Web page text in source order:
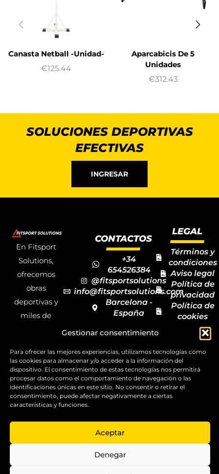
Gestionar consentimiento
Para ofrecer las mejores experiencias, utilizamos tecnologías como
las cookies para almacenar y/o acceder a la información del
dispositivo. El consentimiento de estas tecnologías nos permitirá
procesar datos como el comportamiento de navegación o las
identificaciones únicas en este sitio. No consentir o retirar el
consentimiento, puede afectar negativamente a ciertas
características y funciones.
Aceptar
Denegar
Canasta Netball -Unidad-
€125.44
Aparcabicis De 5
Unidades
€312.43
SOLUCIONES DEPORTIVAS
EFECTIVAS
INGRESAR
En Fitsport
Solutions,
ofrecemos
obras
deportivas y
miles de
deportivos
para todas las
disciplinas,
garantizando
la calidad y el
Copyright ©
FitSport
Solutions
CONTACTOS
+34
654526384
@fitsportsolutions
info@fitsportsolutions.com
Barcelona -
España
de contacto
LEGAL
Términos y
condiciones
Aviso legal
Política de
privacidad
Política de
cookies
Mapa del
sitio